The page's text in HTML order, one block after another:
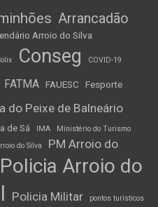
Arrancadão
Arroio do Silva
Conseg COVID-19
FATMA FAUESC Fesporte
do Peixe de Balneário
de Sá IMA
Ministério do Turismo
do Silva
PM Arroio do
Policia Arroio do
Policia Militar
pontos turísticos